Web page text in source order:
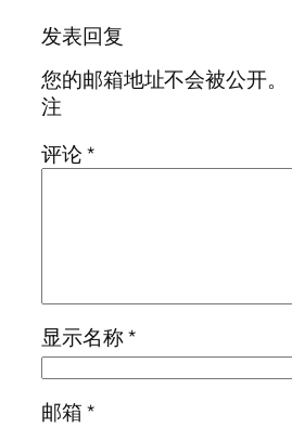
发表回复
您的邮箱地址不会被公开。
注
评论*
显示名称*
邮箱*